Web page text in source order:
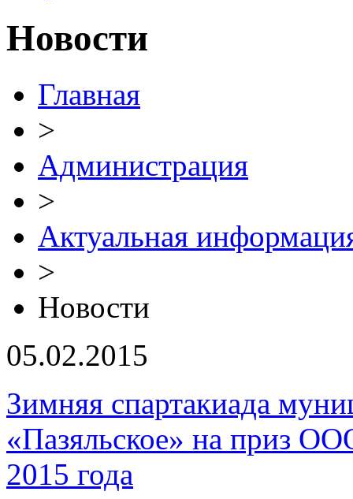
Новости
Главная
>
Администрация
>
Актуальная
>
Новости
05.02.2015
Зимняя спартакиада
«Пазяльское» на приз
2015 года